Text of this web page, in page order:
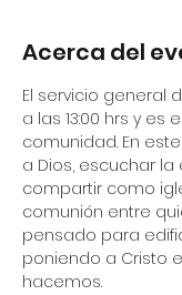
Acerca del
El servicio general
a las 13:00 hrs y
comunidad. En
a Dios, escuchar
compartir como
comunión entre
pensado para
poniendo a Cristo
hacemos.